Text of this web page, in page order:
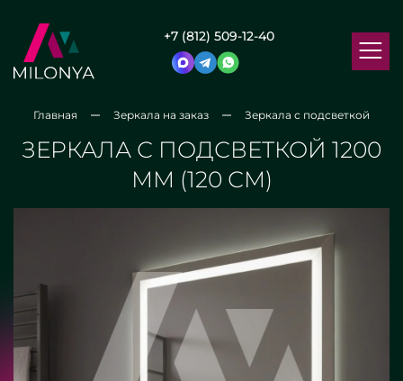
+7 (812) 509-12-40
Главная Зеркала на заказ Зеркала с подсветкой
ЗЕРКАЛА С ПОДСВЕТКОЙ 1200
ММ (120 СМ)